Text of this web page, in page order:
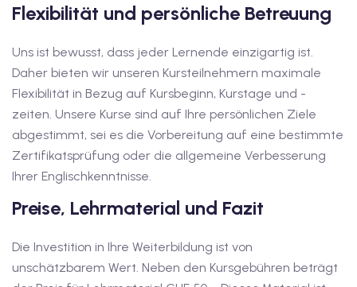
den fide-Test
Flexibilität und persönliche Betreuung
Uns ist bewusst, dass jeder Lernende einzigartig ist.
Daher bieten wir unseren Kursteilnehmern maximale
Flexibilität in Bezug auf Kursbeginn, Kurstage und -
zeiten. Unsere Kurse sind auf Ihre persönlichen Ziele
abgestimmt, sei es die Vorbereitung auf eine bestimmte
Zertifikatsprüfung oder die allgemeine Verbesserung
Ihrer Englischkenntnisse.
Preise, Lehrmaterial und Fazit
Die Investition in Ihre Weiterbildung ist von
unschätzbarem Wert. Neben den Kursgebühren beträgt